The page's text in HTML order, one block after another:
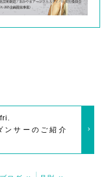
fri.
ンサーのご紹介